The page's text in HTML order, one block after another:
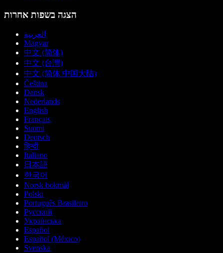
הצגה בשפות אחרות
العربية
Magyar
中文 (简体)
中文 (台灣)
中文 (简体 中国大陆)
Čeština
Dansk
Nederlands
English
Français
Suomi
Deutsch
हिन्दी
Italiano
日本語
한국어
Norsk bokmål
Polski
Português Brasileiro
Русский
Українська
Español
Español (México)
Svenska